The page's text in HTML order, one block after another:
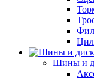
Шины и